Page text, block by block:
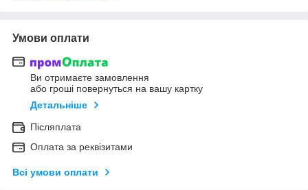
Умови оплати
Ви отримаєте замовлення
або гроші повернуться на вашу картку
Детальніше
Післяплата
Оплата за реквізитами
Всі умови оплати